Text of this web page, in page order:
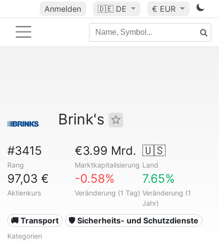
Anmelden 🇩🇪 DE € EUR
Brink's
#3415
Rang
€3.99 Mrd.
Marktkapitalisierung
🇺🇸
Land
97,03 €
Aktienkurs
-0.58%
Veränderung (1 Tag)
7.65%
Veränderung (1
Jahr)
🚚 Transport 🛡️ Sicherheits- und Schutzdienste
Kategorien